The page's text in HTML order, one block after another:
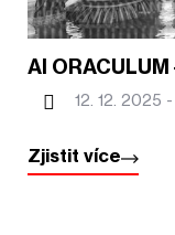
AI
12. 12. 2025 -
Zjistit více